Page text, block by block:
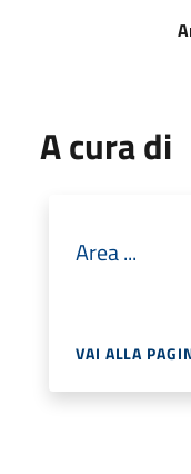
A cura di
Area ...
VAI ALLA